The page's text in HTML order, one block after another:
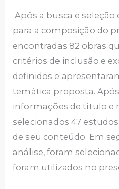
Após a busca e
para a composição do
encontradas 82 obras
critérios de inclusão e
definidos e
temática proposta.
informações de título e
selecionados 47
de seu conteúdo. Em
análise, foram
foram utilizados no